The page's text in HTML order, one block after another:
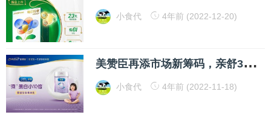
小食代 4年前 (2022-12-20)
美
赞臣再添市场新筹码，亲舒3段通过奶粉新国标
小食代 4年前 (2022-11-18)